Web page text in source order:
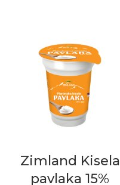
Zimland Kisela
pavlaka 15%